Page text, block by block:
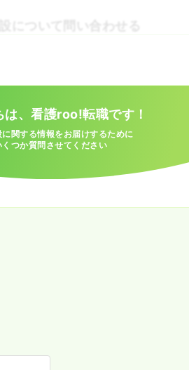
について問い合わせる
は、看護roo!転職です！
に関する情報をお届けするために
くつか質問させてください